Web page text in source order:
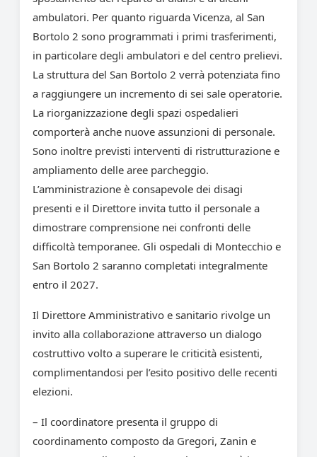
ambulatori. Per quanto riguarda Vicenza, al San
Bortolo 2 sono programmati i primi trasferimenti,
in particolare degli ambulatori e del centro prelievi.
La struttura del San Bortolo 2 verrà potenziata fino
a raggiungere un incremento di sei sale operatorie.
La riorganizzazione degli spazi ospedalieri
comporterà anche nuove assunzioni di personale.
Sono inoltre previsti interventi di ristrutturazione e
ampliamento delle aree parcheggio.
L’amministrazione è consapevole dei disagi
presenti e il Direttore invita tutto il personale a
dimostrare comprensione nei confronti delle
difficoltà temporanee. Gli ospedali di Montecchio e
San Bortolo 2 saranno completati integralmente
entro il 2027.
Il Direttore Amministrativo e sanitario rivolge un
invito alla collaborazione attraverso un dialogo
costruttivo volto a superare le criticità esistenti,
complimentandosi per l’esito positivo delle recenti
elezioni.
– Il coordinatore presenta il gruppo di
coordinamento composto da Gregori, Zanin e